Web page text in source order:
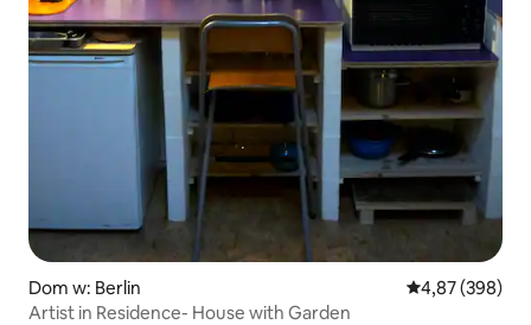
Dom w: Berlin Średnia
4,87 (398)
Artist in Residence- House with Garden